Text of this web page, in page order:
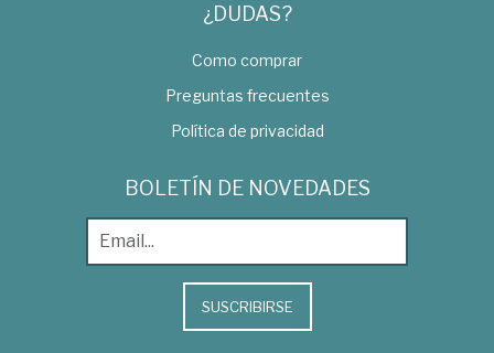
¿DUDAS?
Como comprar
Preguntas frecuentes
Política de privacidad
BOLETÍN DE NOVEDADES
SUSCRIBIRSE